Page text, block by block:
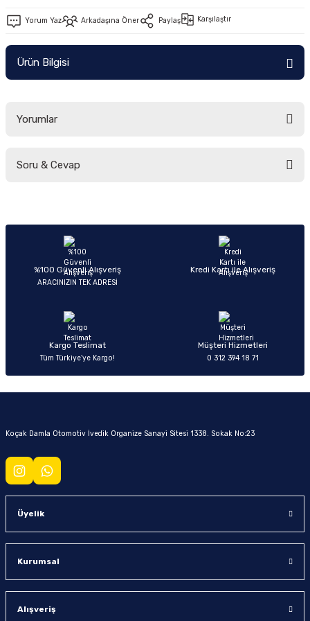
Ön/Arka Takımlar
Yorum Yaz Arkadaşına Öner Paylaş Karşılaştır
Ürün Bilgisi
Yorumlar
Soru & Cevap
Ürün hakkında henüz soru sorulmamış.
%100 Güvenli Alışveriş
ARACINIZIN TEK ADRESİ
Kredi Kartı ile Alışveriş
Kargo Teslimat
Tüm Türkiye’ye Kargo!
Müşteri Hizmetleri
0 312 394 18 71
Koçak Damla Otomotiv İvedik Organize Sanayi Sitesi 1338. Sokak No:23
Üyelik
Kurumsal
Alışveriş